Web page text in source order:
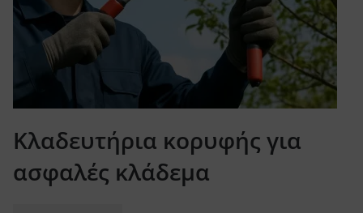
Κλαδευτήρια κορυφής για
ασφαλές κλάδεμα